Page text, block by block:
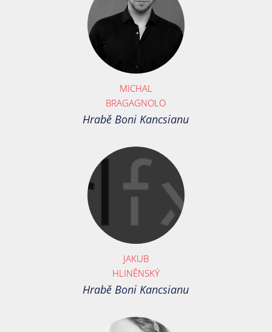
MICHAL
BRAGAGNOLO
Hrabě Boni Kancsianu
JAKUB
HLINĚNSKÝ
Hrabě Boni Kancsianu